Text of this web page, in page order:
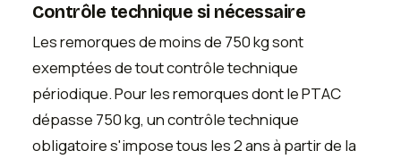
Contrôle technique si nécessaire
Les remorques de moins de 750 kg sont
exemptées de tout contrôle technique
périodique. Pour les remorques dont le PTAC
dépasse 750 kg, un contrôle technique
obligatoire s'impose tous les 2 ans à partir de la